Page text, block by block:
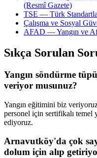
(Resmî Gazete)
TSE — Türk
Çalışma ve Sosyal
AFAD — Yangın ve
Sıkça Sorulan
Yangın söndürme
veriyor musunuz?
Yangın eğitimini biz
personel için sertifikalı temel
ediyoruz.
Arnavutköy'da çok
dolum için alıp